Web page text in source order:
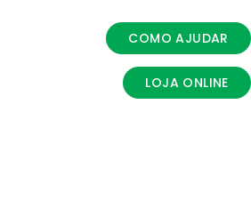
COMO AJUDAR
LOJA ONLINE